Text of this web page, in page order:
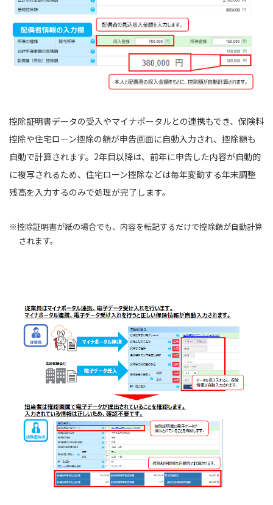
控除証明書データの受入やマイナポータルとの連携もでき、保険料
控除や住宅ローン控除の額が申告画面に自動入力され、控除額も
自動で計算されます。2年目以降は、前年に申告した内容が自動的
に複写されるため、住宅ローン控除などは毎年変動する年末調整
残高を入力するのみで処理が完了します。
※控除証明書が紙の場合でも、内容を転記するだけで控除額が自動計算
されます。